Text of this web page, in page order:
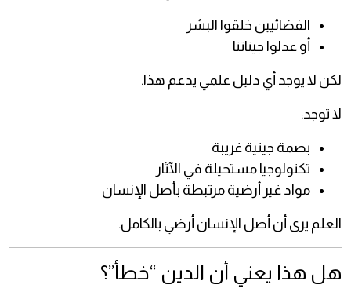
الفضائيين خلقوا البشر
أو عدلوا جيناتنا
لكن لا يوجد أي دليل علمي يدعم هذا.
لا توجد:
بصمة جينية غريبة
تكنولوجيا مستحيلة في الآثار
مواد غير أرضية مرتبطة بأصل الإنسان
العلم يرى أن أصل الإنسان أرضي بالكامل.
هل هذا يعني أن الدين “خطأ”؟